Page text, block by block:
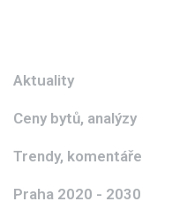
Aktuality
Ceny bytů, analýzy
Trendy, komentáře
Praha 2020 - 2030